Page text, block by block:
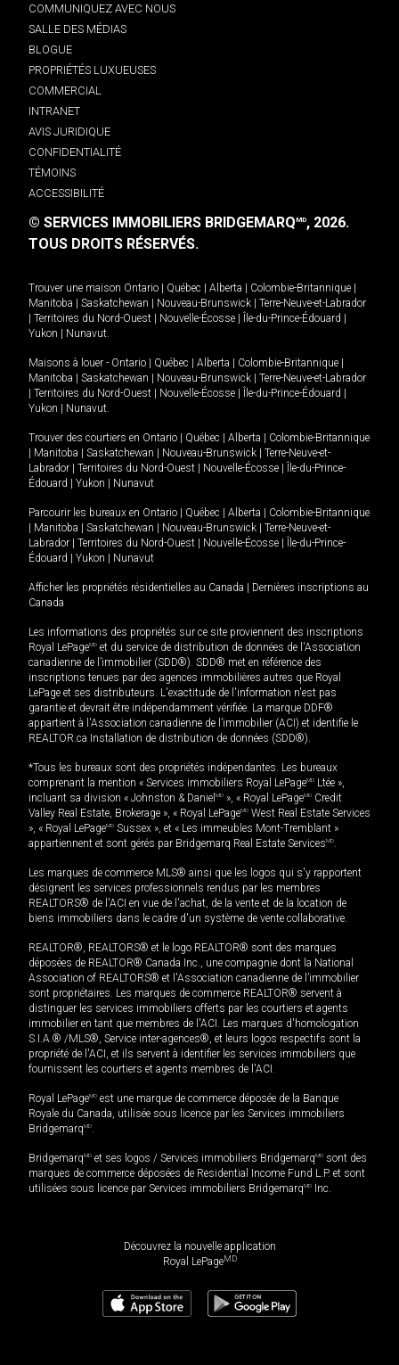
COMMUNIQUEZ AVEC NOUS
SALLE DES MÉDIAS
BLOGUE
PROPRIÉTÉS LUXUEUSES
COMMERCIAL
INTRANET
AVIS JURIDIQUE
CONFIDENTIALITÉ
TÉMOINS
ACCESSIBILITÉ
© SERVICES IMMOBILIERS BRIDGEMARQMD, 2026.
TOUS DROITS RÉSERVÉS.
Trouver une maison Ontario Québec Alberta Colombie-Britannique
Manitoba
Saskatchewan Nouveau-Brunswick
Terre-Neuve-et-Labrador
Territoires du Nord-Ouest Nouvelle-Écosse Île-du-Prince-Édouard
Yukon
Nunavut.
Maisons à louer - Ontario Québec Alberta Colombie-Britannique
Manitoba
Saskatchewan Nouveau-Brunswick
Terre-Neuve-et-Labrador
Territoires du Nord-Ouest Nouvelle-Écosse Île-du-Prince-Édouard
Yukon
Nunavut.
Trouver des courtiers en Ontario Québec Alberta
Colombie-Britannique
Manitoba Saskatchewan Nouveau-Brunswick
Terre-Neuve-et-
Labrador
Territoires du Nord-Ouest Nouvelle-Écosse
Île-du-Prince-
Édouard
Yukon Nunavut
Parcourir les bureaux en Ontario Québec Alberta
Colombie-Britannique
Manitoba Saskatchewan Nouveau-Brunswick
Terre-Neuve-et-
Labrador
Territoires du Nord-Ouest Nouvelle-Écosse
Île-du-Prince-
Édouard
Yukon Nunavut
Afficher les propriétés résidentielles au Canada
Dernières inscriptions au
Canada
Les informations des propriétés sur ce site proviennent des inscriptions
Royal LePageMD et du service de distribution de données de l'Association
canadienne de l’immobilier (SDD®). SDD® met en référence des
inscriptions tenues par des agences immobilières autres que Royal
LePage et ses distributeurs. L'exactitude de l'information n'est pas
garantie et devrait être indépendamment vérifiée. La marque DDF®
appartient à l'Association canadienne de l’immobilier (ACI) et identifie le
REALTOR.ca Installation de distribution de données (SDD®).
*Tous les bureaux sont des propriétés indépendantes. Les bureaux
comprenant la mention « Services immobiliers Royal LePageMD Ltée »,
incluant sa division « Johnston & Daniel MD », « Royal LePageMD Credit
Valley Real Estate, Brokerage », « Royal LePageMD West Real Estate Services
», « Royal LePageMD Sussex », et « Les immeubles Mont-Tremblant »
appartiennent et sont gérés par Bridgemarq Real Estate ServicesMD.
Les marques de commerce MLS® ainsi que les logos qui s'y rapportent
désignent les services professionnels rendus par les membres
REALTORS® de l'ACI en vue de l'achat, de la vente et de la location de
biens immobiliers dans le cadre d'un système de vente collaborative.
REALTOR®, REALTORS® et le logo REALTOR® sont des marques
déposées de REALTOR® Canada Inc., une compagnie dont la National
Association of REALTORS® et l'Association canadienne de l’immobilier
sont propriétaires. Les marques de commerce REALTOR® servent à
distinguer les services immobiliers offerts par les courtiers et agents
immobilier en tant que membres de l'ACI. Les marques d'homologation
S.I.A.® /MLS®, Service inter-agences®, et leurs logos respectifs sont la
propriété de l'ACI, et ils servent à identifier les services immobiliers que
fournissent les courtiers et agents membres de l'ACI.
Royal LePageMD est une marque de commerce déposée de la Banque
Royale du Canada, utilisée sous licence par les Services immobiliers
BridgemarqMD.
BridgemarqMD et ses logos / Services immobiliers BridgemarqMD sont des
marques de commerce déposées de Residential Income Fund L.P. et sont
utilisées sous licence par Services immobiliers BridgemarqMD Inc.
Découvrez la nouvelle application
Royal LePageMD